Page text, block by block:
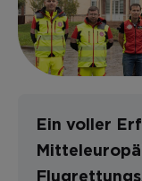
Ein voller